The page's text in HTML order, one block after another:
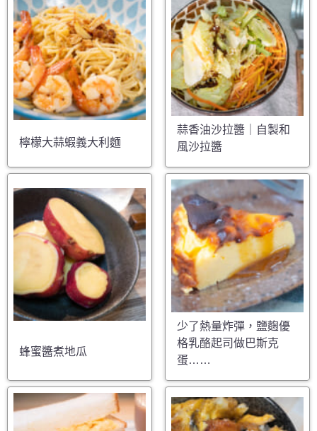
檸檬大蒜蝦義大利麵
蒜香油沙拉醬｜自製和
風沙拉醬
蜂蜜醬煮地瓜
少了熱量炸彈，鹽麴優
格乳酪起司做巴斯克
蛋……